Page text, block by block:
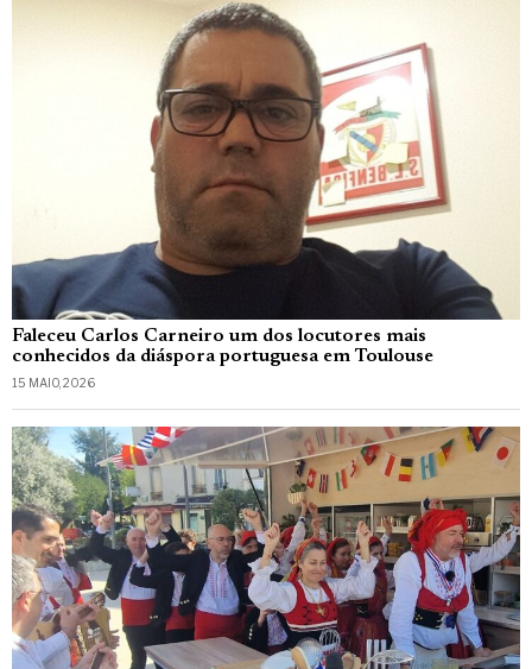
Faleceu Carlos Carneiro um dos locutores mais
conhecidos da diáspora portuguesa em Toulouse
15 MAIO, 2026